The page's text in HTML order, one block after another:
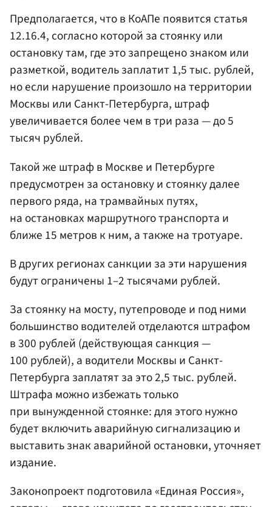
Предполагается, что в КоАПе появится статья
12.16.4, согласно которой за стоянку или
остановку там, где это запрещено знаком или
разметкой, водитель заплатит 1,5 тыс. рублей,
но если нарушение произошло на территории
Москвы или Санкт-Петербурга, штраф
увеличивается более чем в три раза — до 5
тысяч рублей.
Такой же штраф в Москве и Петербурге
предусмотрен за остановку и стоянку далее
первого ряда, на трамвайных путях,
на остановках маршрутного транспорта и
ближе 15 метров к ним, а также на тротуаре.
В других регионах санкции за эти нарушения
будут ограничены 1–2 тысячами рублей.
За стоянку на мосту, путепроводе и под ними
большинство водителей отделаются штрафом
в 300 рублей (действующая санкция —
100 рублей), а водители Москвы и Санкт-
Петербурга заплатят за это 2,5 тыс. рублей.
Штрафа можно избежать только
при вынужденной стоянке: для этого нужно
будет включить аварийную сигнализацию и
выставить знак аварийной остановки, уточняет
издание.
Законопроект подготовила «Единая Россия»,